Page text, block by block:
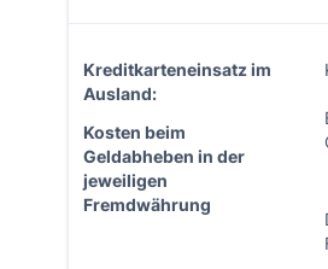
Kreditkarteneinsatz im
Ausland:
Kosten beim
Geldabheben in der
jeweiligen
Fremdwährung